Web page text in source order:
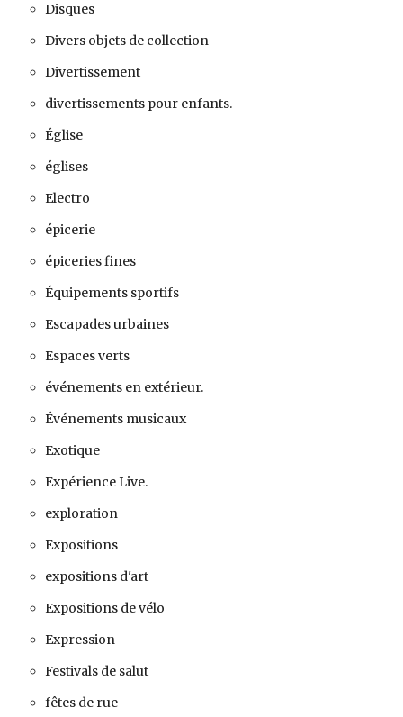
Disques
Divers objets de collection
Divertissement
divertissements pour enfants.
Église
églises
Electro
épicerie
épiceries fines
Équipements sportifs
Escapades urbaines
Espaces verts
événements en extérieur.
Événements musicaux
Exotique
Expérience Live.
exploration
Expositions
expositions d'art
Expositions de vélo
Expression
Festivals de salut
fêtes de rue